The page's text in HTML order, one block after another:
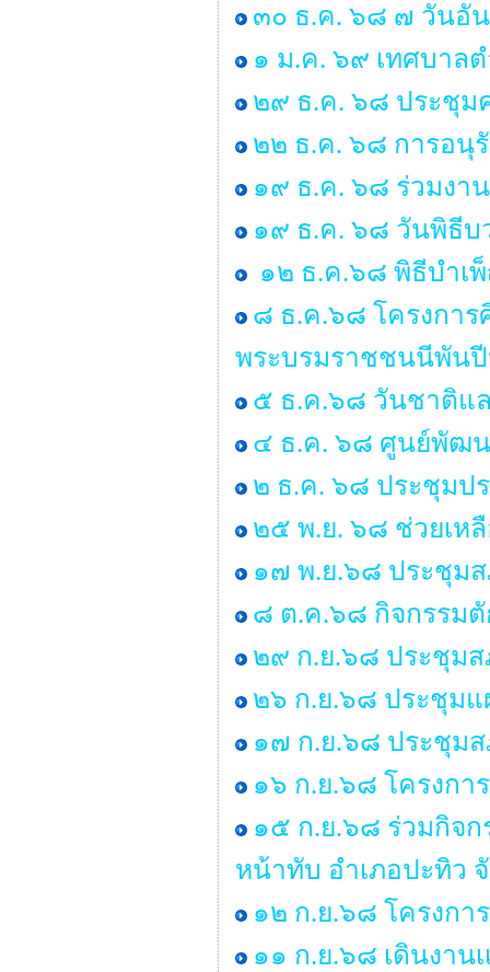
๓๐ ธ.ค. ๖๘ ๗ วันอั
๑ ม.ค. ๖๙ เทศบาล
๒๙ ธ.ค. ๖๘ ประชุม
๒๒ ธ.ค. ๖๘ การอนุ
๑๙ ธ.ค. ๖๘ ร่วมงา
๑๙ ธ.ค. ๖๘ วันพิธีบ
๑๒ ธ.ค.๖๘ พิธีบำ
๘ ธ.ค.๖๘ โครงการ
พระบรมราชชนนีพัน
๕ ธ.ค.๖๘ วันชาติแ
๔ ธ.ค. ๖๘ ศูนย์พัฒน
๒ ธ.ค. ๖๘ ประชุมป
๒๕ พ.ย. ๖๘ ช่วยเห
๑๗ พ.ย.๖๘ ประชุม
๘ ต.ค.๖๘ กิจกรรม
๒๙ ก.ย.๖๘ ประชุม
๒๖ ก.ย.๖๘ ประชุม
๑๗ ก.ย.๖๘ ประชุม
๑๖ ก.ย.๖๘ โครงกา
๑๕ ก.ย.๖๘ ร่วมกิจ
หน้าทับ อำเภอปะทิว
๑๒ ก.ย.๖๘ โครงกา
๑๑ ก.ย.๖๘ เดินงาน